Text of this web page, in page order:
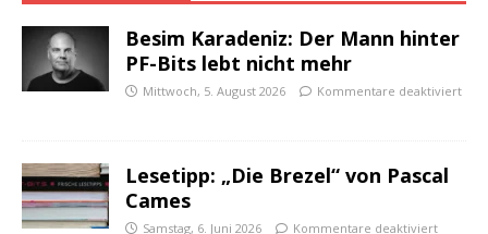
Besim Karadeniz: Der Mann hinter
PF-Bits lebt nicht mehr
Mittwoch, 5. August 2026 Kommentare deaktiviert
Lesetipp: „Die Brezel“ von Pascal
Cames
Samstag, 6. Juni 2026 Kommentare deaktiviert